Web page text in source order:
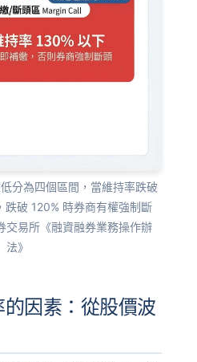
分為四個區間，當維持率跌破
跌破 120% 時券商有權強制斷
交易所《融資融券業務操作辦
法》
因素：從股價波